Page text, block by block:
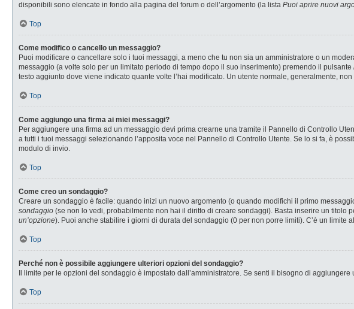
disponibili sono elencate in fondo alla pagina del forum o dell’argomento (la lista Puoi aprire nuovi
Top
Come modifico o cancello un messaggio?
Puoi modificare o cancellare solo i tuoi messaggi, a meno che tu non sia un amministratore o un
messaggio (a volte solo per un limitato periodo di tempo dopo il suo inserimento) premendo il pulsante
testo aggiunto dove viene indicato quante volte l’hai modificato. Un utente normale, generalmente,
Top
Come aggiungo una firma ai miei messaggi?
Per aggiungere una firma ad un messaggio devi prima crearne una tramite il Pannello di Controllo
a tutti i tuoi messaggi selezionando l’apposita voce nel Pannello di Controllo Utente. Se lo si fa, è
modulo di invio.
Top
Come creo un sondaggio?
Creare un sondaggio è facile: quando inizi un nuovo argomento (o quando modifichi il primo
sondaggio (se non lo vedi, probabilmente non hai il diritto di creare sondaggi). Basta inserire un
un’opzione). Puoi anche stabilire i giorni di durata del sondaggio (0 per non porre limiti). C’è un
Top
Perché non è possibile aggiungere ulteriori opzioni del sondaggio?
Il limite per le opzioni del sondaggio è impostato dall’amministratore. Se senti il bisogno di
Top